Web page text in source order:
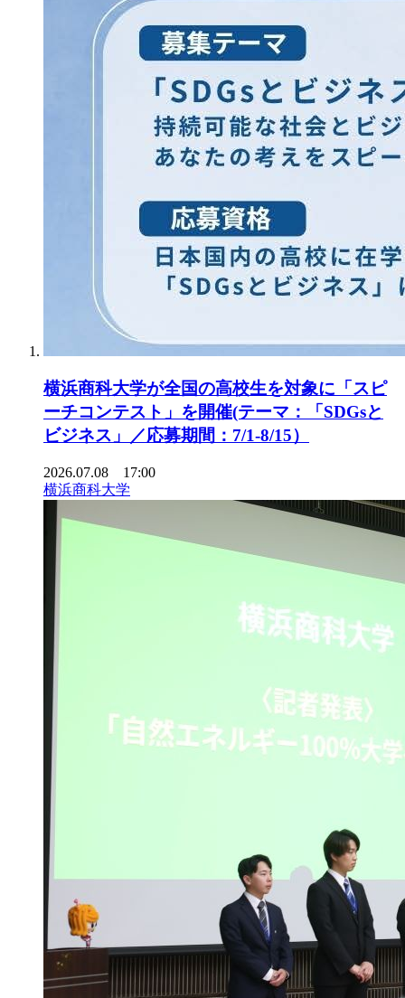
横浜商科大学が全国の高校生を対象に「スピ
ーチコンテスト」を開催(テーマ：「SDGsと
ビジネス」／応募期間：7/1-8/15）
2026.07.08 17:00
横浜商科大学